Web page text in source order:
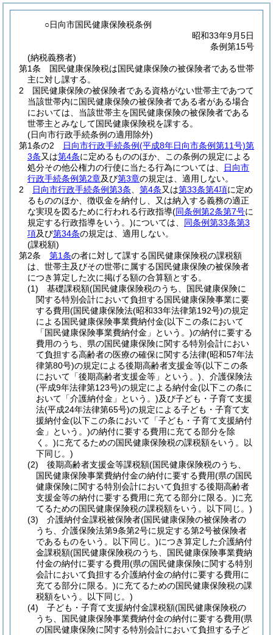
○日向市国民健康保険税条例
昭和33年9月5日
条例第15号
(納税義務者)
第1条
国民健康保険税は国民健康保険の被保険者である世帯
主に対し課する。
2
国民健康保険の被保険者である資格がない世帯主であつて
当該世帯内に国民健康保険の被保険者である者がある場合
においては、当該世帯主を国民健康保険の被保険者である
世帯主とみなして国民健康保険税を課する。
(日向市行政手続条例の適用除外)
第1条の2
日向市行政手続条例(平成8年日向市条例第11号)第
3条又は第4条に定めるもののほか、この条例の規定による
処分その他公権力の行使に当たる行為については、
日向市
行政手続条例第2章及び第3章の規定は、適用しない。
2
日向市行政手続条例第3条 第4条又は第33条第4項に定め
るもののほか、徴収金を納付し、又は納入する義務の適正
な実現を図るために行われる行政指導(同条例第2条第7号に
規定する行政指導をいう。)については、 同条例第33条第3
項及び第34条の規定は、適用しない。
(課税額)
第2条
第1条の者に対して課する国民健康保険税の課税額
は、世帯主及びその世帯に属する国民健康保険の被保険者
につき算定した次に掲げる額の合算額とする。
(1)
基礎課税額(国民健康保険税のうち、国民健康保険に
関する特別会計において負担する国民健康保険事業に要
する費用(国民健康保険法(昭和33年法律第192号)の規定
による国民健康保険事業費納付金(以下この条において
「国民健康保険事業費納付金」という。)の納付に要する
費用のうち、県の国民健康保険に関する特別会計におい
て負担する高齢者の医療の確保に関する法律(昭和57年法
律第80号)の規定による後期高齢者支援金等(以下この条
において「後期高齢者支援金等」という。) 、介護保険法
(平成9年法律第123号)の規定による納付金(以下この条に
おいて「介護納付金」という。)及び子ども・子育て支援
法(平成24年法律第65号)の規定による子ども・子育て支
援納付金(以下この条において「子ども・子育て支援納付
金」という。)の納付に要する費用に充てる部分を除
く。)に充てるための国民健康保険税の課税額をいう。以
下同じ。)
(2)
後期高齢者支援金等課税額(国民健康保険税のうち、
国民健康保険事業費納付金の納付に要する費用(県の国民
健康保険に関する特別会計において負担する後期高齢者
支援金等の納付に要する費用に充てる部分に限る。)に充
てるための国民健康保険税の課税額をいう。以下同じ。)
(3)
介護納付金課税被保険者(国民健康保険の被保険者の
うち、介護保険法第9条第2号に規定する第2号被保険者
であるものをいう。以下同じ。)につき算定した介護納付
金課税額(国民健康保険税のうち、国民健康保険事業費納
付金の納付に要する費用(県の国民健康保険に関する特別
会計において負担する介護納付金の納付に要する費用に
充てる部分に限る。)に充てるための国民健康保険税の課
税額をいう。以下同じ。)
(4)
子ども・子育て支援納付金課税額(国民健康保険税の
うち、国民健康保険事業費納付金の納付に要する費用(県
の国民健康保険に関する特別会計において負担する子ど